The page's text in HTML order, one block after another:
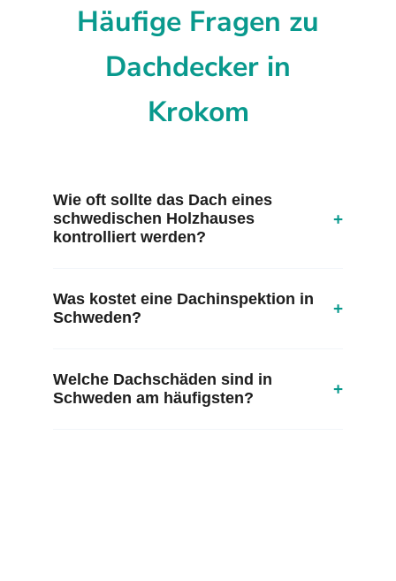
Häufige Fragen zu
Dachdecker in
Krokom
Wie oft sollte das Dach eines
schwedischen Holzhauses
kontrolliert werden?
+
Was kostet eine Dachinspektion in
Schweden?
+
Welche Dachschäden sind in
Schweden am häufigsten?
+